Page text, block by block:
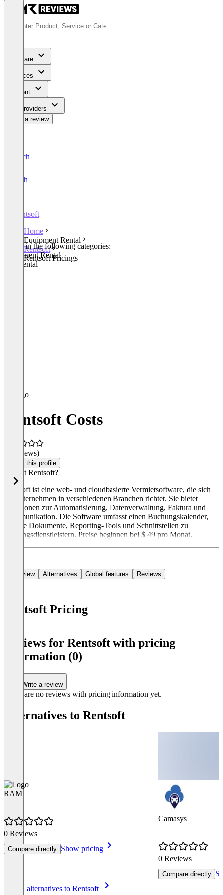
Software
Services
Content
For Providers
Write a review
Deutsch
English
Rentsoft
Home
Equipment Rental
Rentsoft
Rentsoft Pricings
Listed in the following categories:
Equipment Rental
Car Rental
Rentsoft Costs
(0 reviews)
Claim this profile
Was ist Rentsoft?
Rentsoft ist eine web- und cloudbasierte Vermietsoftware, die sich
an Unternehmen in verschiedenen Branchen richtet. Sie bietet
Funktionen zur Automatisierung, Datenverwaltung, Faktura und
Kommunikation. Die Software umfasst einen Buchungskalender,
digitale Dokumente, Reporting-Tools und Schnittstellen zu
Zahlungsdienstleistern. Preise beginnen bei $ 49 pro Monat.
Overview Alternatives Global features Reviews
Rentsoft Pricing
Reviews for Rentsoft with pricing
information (0)
Write a review
There are no reviews with pricing information yet.
Alternatives to Rentsoft
RAM
0 Reviews
Compare directly Show pricing
Camasys
0 Reviews
Compare directly
See all alternatives to Rentsoft